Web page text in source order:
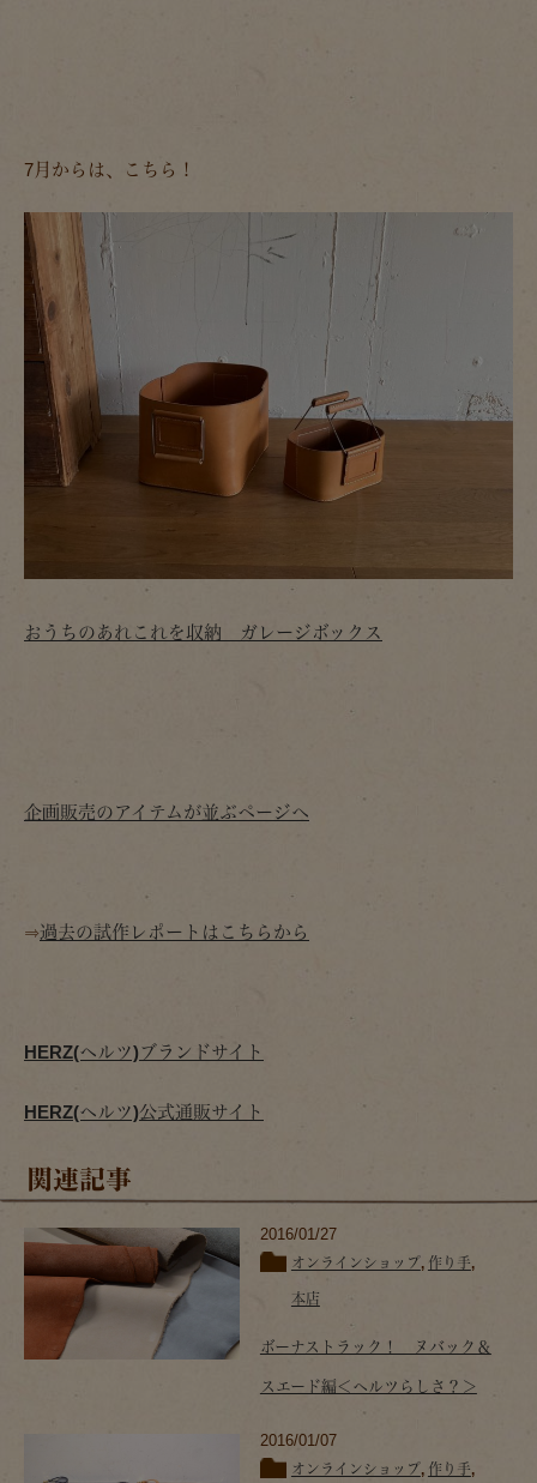
7月からは、こちら！
おうちのあれこれを収納 ガレージボックス
企画販売のアイテムが並ぶページへ
⇒過去の試作レポートはこちらから
HERZ(ヘルツ)ブランドサイト
HERZ(ヘルツ)公式通販サイト
関連記事
2016/01/27
オンラインショップ, 作り手,
本店
ボーナストラック！ ヌバック＆
スエード編＜ヘルツらしさ？＞
2016/01/07
オンラインショップ, 作り手,